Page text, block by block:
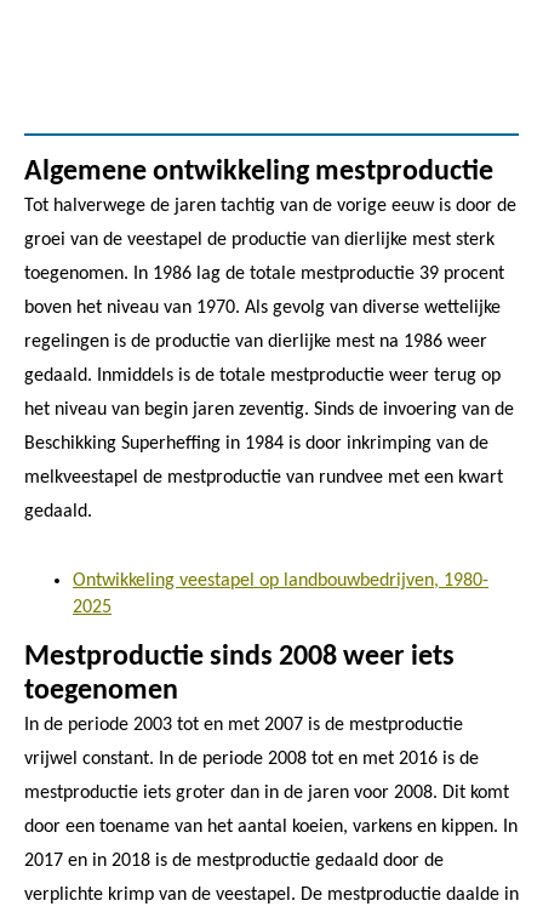
Algemene ontwikkeling mestproductie
Tot halverwege de jaren tachtig van de vorige eeuw is door de
groei van de veestapel de productie van dierlijke mest sterk
toegenomen. In 1986 lag de totale mestproductie 39 procent
boven het niveau van 1970. Als gevolg van diverse wettelijke
regelingen is de productie van dierlijke mest na 1986 weer
gedaald. Inmiddels is de totale mestproductie weer terug op
het niveau van begin jaren zeventig. Sinds de invoering van de
Beschikking Superheffing in 1984 is door inkrimping van de
melkveestapel de mestproductie van rundvee met een kwart
gedaald.
Ontwikkeling veestapel op landbouwbedrijven, 1980-
2025
Mestproductie sinds 2008 weer iets
toegenomen
In de periode 2003 tot en met 2007 is de mestproductie
vrijwel constant. In de periode 2008 tot en met 2016 is de
mestproductie iets groter dan in de jaren voor 2008. Dit komt
door een toename van het aantal koeien, varkens en kippen. In
2017 en in 2018 is de mestproductie gedaald door de
verplichte krimp van de veestapel. De mestproductie daalde in